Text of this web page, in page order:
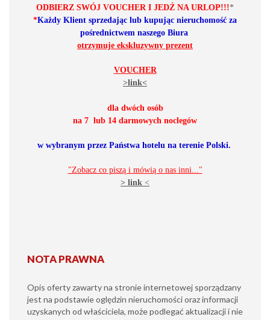
ODBIERZ SWÓJ VOUCHER I JEDŹ NA URLOP!!!*
*Każdy Klient sprzedając lub kupując nieruchomość za
pośrednictwem naszego Biura
otrzymuje ekskluzywny prezent
VOUCHER
>link<
dla dwóch osób
na 7 lub 14 darmowych noclegów
w wybranym przez Państwa hotelu na terenie Polski.
"Zobacz co piszą i mówią o nas inni..."
> link <
NOTA PRAWNA
Opis oferty zawarty na stronie internetowej sporządzany
jest na podstawie oględzin nieruchomości oraz informacji
uzyskanych od właściciela, może podlegać aktualizacji i nie